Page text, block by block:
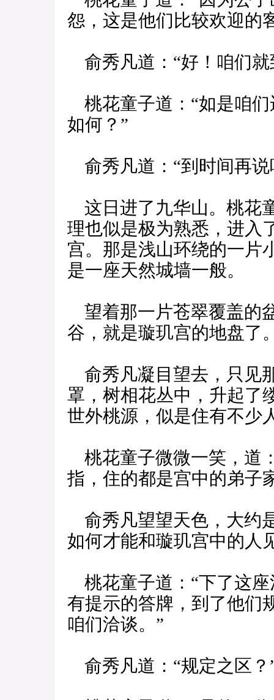
怨，这是他们比较欢迎的
俞秀凡道：“好！咱们就
桃花童子道：“如是咱
如何？”
俞秀凡道：“到时间再说
这日进了九华山。桃花
理也似是极为熟悉，进入
宫。那是浅山环绕的一片
是一座天然城墙一般。
望着那一片苍翠覆盖的
谷，就是璇玑宫的地盘了
俞秀凡凝目望去，只见
罩，树相花丛中，升起了
世外桃源，似是住有不少
桃花童子微微一笑，道
指，住的都是宫中的弟子
俞秀凡望望天色，大约
如何才能和璇玑宫中的人
桃花童子道：“下了这
有提示的答牌，到了他们
咱们洽谈。”
俞秀凡道：“规定之区？